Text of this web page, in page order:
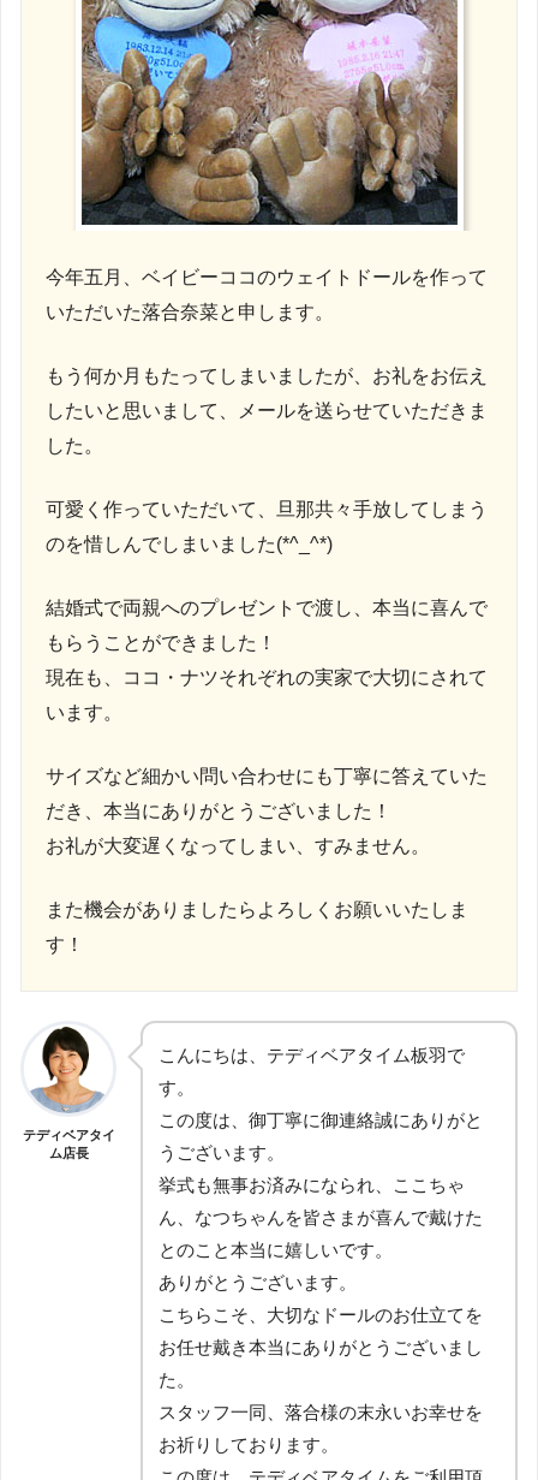
今年五月、ベイビーココのウェイトドールを作って
いただいた落合奈菜と申します。
もう何か月もたってしまいましたが、お礼をお伝え
したいと思いまして、メールを送らせていただきま
した。
可愛く作っていただいて、旦那共々手放してしまう
のを惜しんでしまいました(*^_^*)
結婚式で両親へのプレゼントで渡し、本当に喜んで
もらうことができました！
現在も、ココ・ナツそれぞれの実家で大切にされて
います。
サイズなど細かい問い合わせにも丁寧に答えていた
だき、本当にありがとうございました！
お礼が大変遅くなってしまい、すみません。
また機会がありましたらよろしくお願いいたしま
す！
テディベアタイ
ム店長
こんにちは、テディベアタイム板羽で
す。
この度は、御丁寧に御連絡誠にありがと
うございます。
挙式も無事お済みになられ、ここちゃ
ん、なつちゃんを皆さまが喜んで戴けた
とのこと本当に嬉しいです。
ありがとうございます。
こちらこそ、大切なドールのお仕立てを
お任せ戴き本当にありがとうございまし
た。
スタッフ一同、落合様の末永いお幸せを
お祈りしております。